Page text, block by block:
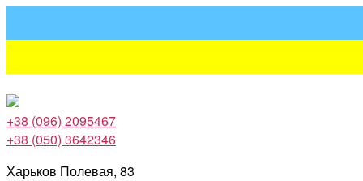
+38 (096) 2095467
+38 (050) 3642346
Харьков Полевая, 83